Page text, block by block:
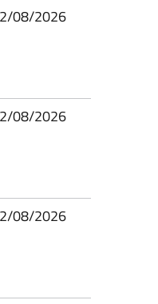
08/2026
08/2026
08/2026